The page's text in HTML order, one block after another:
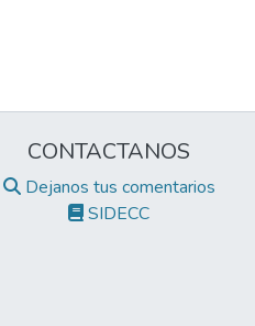
CONTACTANOS
Dejanos tus comentarios
SIDECC